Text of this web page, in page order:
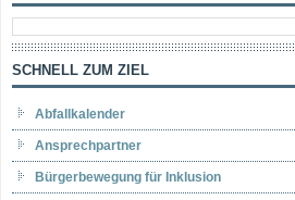
SCHNELL ZUM ZIEL
Abfallkalender
Ansprechpartner
Bürgerbewegung für Inklusion